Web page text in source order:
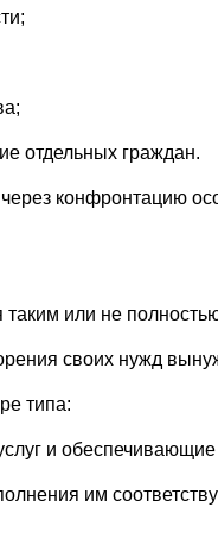
отдельных граждан.
конфронтацию
или не
своих нужд
типа:
и
им